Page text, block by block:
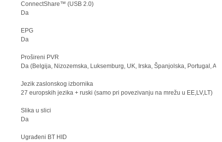
ConnectShare™ (USB 2.0)
Da
EPG
Da
Prošireni PVR
Da (Belgija, Nizozemska, Luksemburg, UK, Irska, Španjolska, Portugal,
Jezik zaslonskog izbornika
27 europskih jezika + ruski (samo pri povezivanju na mrežu u EE,LV,LT)
Slika u slici
Da
Ugrađeni BT HID